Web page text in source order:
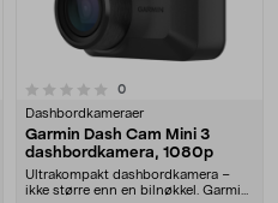
0anmeldelser
Dashbordkameraer
Garmin Dash Cam Mini 3
dashbordkamera, 1080p
Ultrakompakt dashbordkamera –
ikke større enn en bilnøkkel. Garmin